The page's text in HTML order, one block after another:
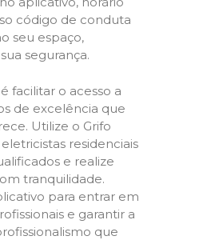
código de conduta
seu espaço,
segurança.
facilitar o acesso a
de excelência que
Utilize o Grifo
residenciais
e realize
tranquilidade.
para entrar em
e garantir a
que